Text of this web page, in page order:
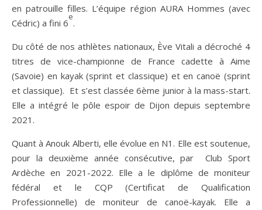
en patrouille filles. L’équipe région AURA Hommes (avec
Cédric) a fini 6
e
.
Du côté de nos athlètes nationaux, Ève Vitali a décroché 4
titres de vice-championne de France cadette à Aime
(Savoie) en kayak (sprint et classique) et en canoë (sprint
et classique). Et s’est classée 6ème junior à la mass-start.
Elle a intégré le pôle espoir de Dijon depuis septembre
2021.
Quant à Anouk Alberti, elle évolue en N1. Elle est soutenue,
pour la deuxième année consécutive, par Club Sport
Ardèche en 2021-2022. Elle a le diplôme de moniteur
fédéral et le CQP (Certificat de Qualification
Professionnelle) de moniteur de canoë-kayak. Elle a